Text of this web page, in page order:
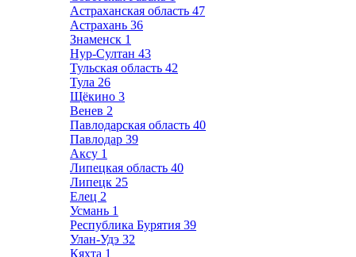
Астраханская область 47
Астрахань 36
Знаменск 1
Нур-Султан 43
Тульская область 42
Тула 26
Щёкино 3
Венев 2
Павлодарская область 40
Павлодар 39
Аксу 1
Липецкая область 40
Липецк 25
Елец 2
Усмань 1
Республика Бурятия 39
Улан-Удэ 32
Кяхта 1